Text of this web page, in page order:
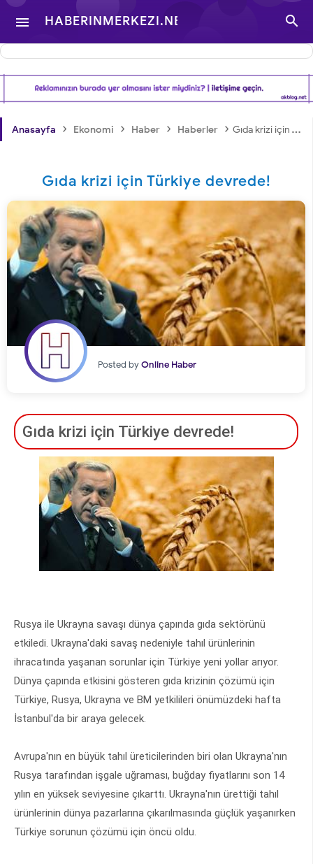
 HABERINMERKEZI.NET
- TÜRKIYE VE DÜNYA
GÜNDEMINDEN

Anasayfa › Ekonomi › Haber › Haberler › Gıda krizi için Türkiye devrede!
Gıda krizi için Türkiye devrede!
Posted byOnline Haber
Gıda krizi için Türkiye devrede!
Rusya ile Ukrayna savaşı dünya çapında gıda sektörünü
etkiledi. Ukrayna'daki savaş nedeniyle tahıl ürünlerinin
ihracatında yaşanan sorunlar için Türkiye yeni yollar arıyor.
Dünya çapında etkisini gösteren gıda krizinin çözümü için
Türkiye, Rusya, Ukrayna ve BM yetkilileri önümüzdeki hafta
İstanbul'da bir araya gelecek.
Avrupa'nın en büyük tahıl üreticilerinden biri olan Ukrayna'nın
Rusya tarafından işgale uğraması, buğday fiyatlarını son 14
yılın en yüksek seviyesine çıkarttı. Ukrayna'nın ürettiği tahıl
ürünlerinin dünya pazarlarına çıkarılmasında güçlük yaşanırken
Türkiye sorunun çözümü için öncü oldu.